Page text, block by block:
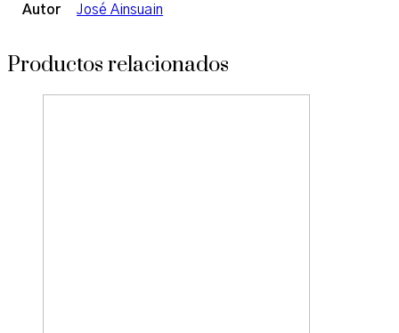
Autor José Ainsuain
Productos relacionados